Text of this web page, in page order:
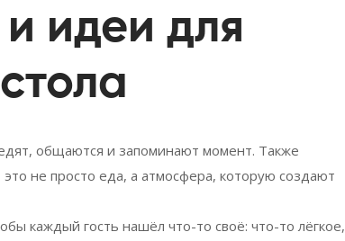
идеи для
общаются и запоминают момент. Также
не просто еда, а атмосфера, которую создают
каждый гость нашёл что-то своё: что-то лёгкое,